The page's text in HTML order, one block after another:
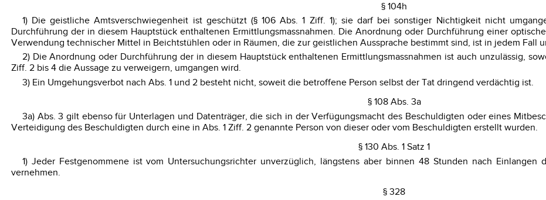
§ 104h
1) Die geistliche Amtsverschwiegenheit ist geschützt (§ 106 Abs. 1 Ziff. 1); sie darf bei sonstiger Nichtigkeit nicht
Durchführung der in diesem Hauptstück enthaltenen Ermittlungsmassnahmen. Die Anordnung oder Durchführung einer
Verwendung technischer Mittel in Beichtstühlen oder in Räumen, die zur geistlichen Aussprache bestimmt sind, ist in jedem Fall
2) Die Anordnung oder Durchführung der in diesem Hauptstück enthaltenen Ermittlungsmassnahmen ist auch unzulässig,
Ziff. 2 bis 4 die Aussage zu verweigern, umgangen wird.
3) Ein Umgehungsverbot nach Abs. 1 und 2 besteht nicht, soweit die betroffene Person selbst der Tat dringend verdächtig ist.
§ 108 Abs. 3a
3a) Abs. 3 gilt ebenso für Unterlagen und Datenträger, die sich in der Verfügungsmacht des Beschuldigten oder eines
Verteidigung des Beschuldigten durch eine in Abs. 1 Ziff. 2 genannte Person von dieser oder vom Beschuldigten erstellt wurden.
§ 130 Abs. 1 Satz 1
1) Jeder Festgenommene ist vom Untersuchungsrichter unverzüglich, längstens aber binnen 48 Stunden nach Einlangen
vernehmen.
§ 328